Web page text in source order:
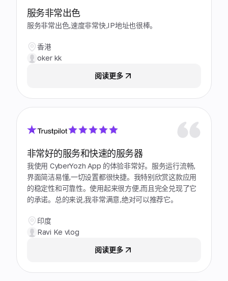
服务非常出色
服务非常出色,速度非常快,IP地址也很棒。
香港
oker kk
阅读更多
非常好的服务和快速的服务器
我使用 CyberYozh App 的体验非常好。服务运行流畅,
界面简洁易懂,一切设置都很快捷。我特别欣赏这款应用
的稳定性和可靠性。使用起来很方便,而且完全兑现了它
的承诺。总的来说,我非常满意,绝对可以推荐它。
印度
Ravi Ke vlog
阅读更多